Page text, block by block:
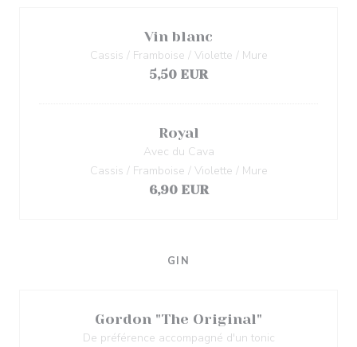
Vin blanc
Cassis / Framboise / Violette / Mure
5,50 EUR
Royal
Avec du Cava
Cassis / Framboise / Violette / Mure
6,90 EUR
GIN
Gordon "The Original"
De préférence accompagné d'un tonic